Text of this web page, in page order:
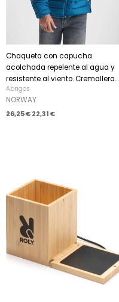
Chaqueta con capucha
acolchada repelente al agua y
resistente al viento. Cremallera...
Abrigos
NORWAY
26,25€ 22,31 €